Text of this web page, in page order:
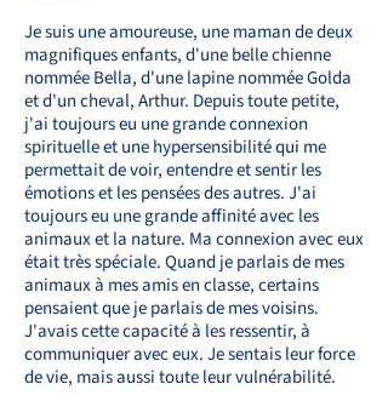
Je suis une amoureuse, une maman de deux
magnifiques enfants, d'une belle chienne
nommée Bella, d'une lapine nommée Golda
et d'un cheval, Arthur. Depuis toute petite,
j'ai toujours eu une grande connexion
spirituelle et une hypersensibilité qui me
permettait de voir, entendre et sentir les
émotions et les pensées des autres. J'ai
toujours eu une grande affinité avec les
animaux et la nature. Ma connexion avec eux
était très spéciale. Quand je parlais de mes
animaux à mes amis en classe, certains
pensaient que je parlais de mes voisins.
J'avais cette capacité à les ressentir, à
communiquer avec eux. Je sentais leur force
de vie, mais aussi toute leur vulnérabilité.